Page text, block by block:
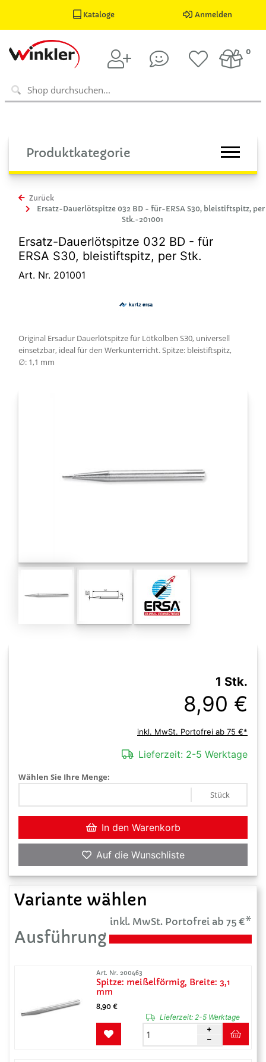
Kataloge Anmelden
0
Produktkategorie
Zurück
Ersatz-Dauerlötspitze 032 BD - für-ERSA S30, bleistiftspitz, per
Stk.-201001
Ersatz-Dauerlötspitze 032 BD - für
ERSA S30, bleistiftspitz, per Stk.
Art. Nr. 201001
Original Ersadur Dauerlötspitze für Lötkolben S30, universell
einsetzbar, ideal für den Werkunterricht. Spitze: bleistiftspitz,
∅: 1,1 mm
1 Stk.
8,90 €
inkl. MwSt. Portofrei ab 75 €*
Lieferzeit: 2-5 Werktage
Wählen Sie Ihre Menge:
Stück
In den Warenkorb
Auf die Wunschliste
Variante wählen
inkl. MwSt. Portofrei ab 75 €*
Ausführung
Art. Nr. 200463
Spitze: meißelförmig, Breite: 3,1
mm
8,90 €
Lieferzeit:2-5 Werktage